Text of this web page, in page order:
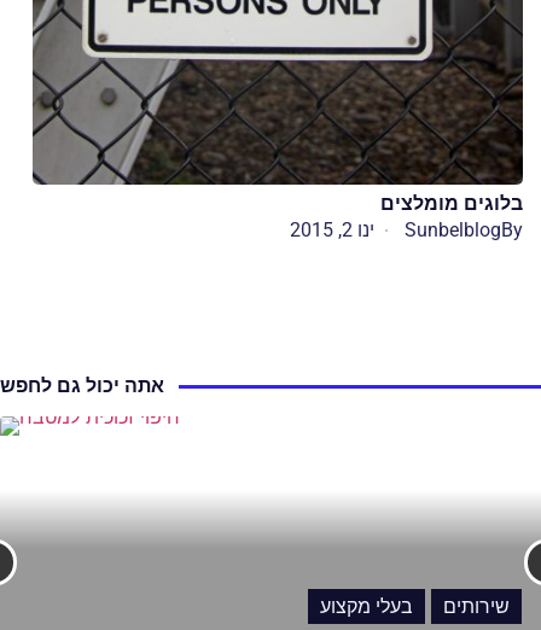
בלוגים מומלצים
By
Sunbelblog ינו 2, 2015
אתה יכול גם לחפש
בעלי מקצוע
שירותים